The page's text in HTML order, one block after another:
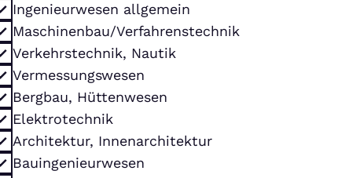
Ingenieurwesen allgemein
Maschinenbau/Verfahrenstechnik
Verkehrstechnik, Nautik
Vermessungswesen
Bergbau, Hüttenwesen
Elektrotechnik
Architektur, Innenarchitektur
Bauingenieurwesen